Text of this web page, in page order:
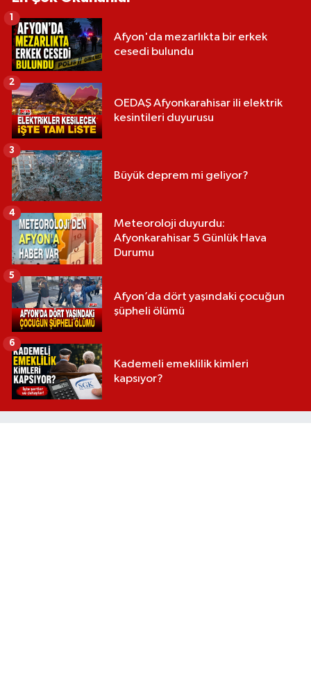
Afyon'da mezarlıkta bir erkek
cesedi bulundu
1
OEDAŞ Afyonkarahisar ili elektrik
kesintileri duyurusu
2
Büyük deprem mi geliyor?
3
Meteoroloji duyurdu:
Afyonkarahisar 5 Günlük Hava
Durumu
4
Afyon’da dört yaşındaki çocuğun
şüpheli ölümü
5
Kademeli emeklilik kimleri
kapsıyor?
6